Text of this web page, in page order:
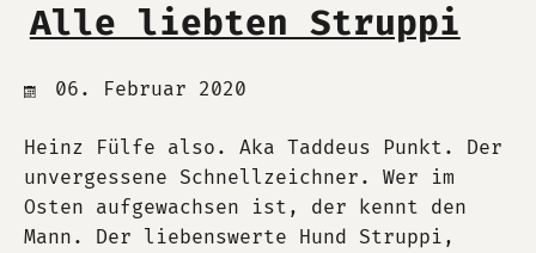
Alle liebten Struppi
06. Februar 2020
Heinz Fülfe also. Aka Taddeus Punkt. Der
unvergessene Schnellzeichner. Wer im
Osten aufgewachsen ist, der kennt den
Mann. Der liebenswerte Hund Struppi,